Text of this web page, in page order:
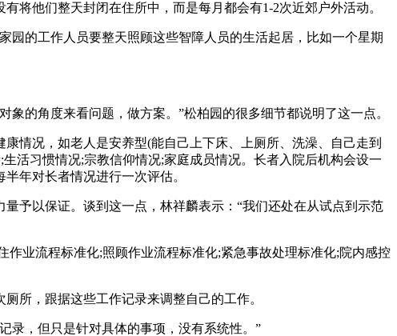
将他们整天封闭在住所中，而是每月都会有1-2次近郊户外活动。
园的工作人员要整天照顾这些智障人员的生活起居，比如一个星期
的角度来看问题，做方案。”松柏园的很多细节都说明了这一点。
情况，如老人是安养型(能自己上下床、上厕所、洗澡、自己走到
活习惯情况;宗教信仰情况;家庭成员情况。长者入院后机构会设一
年对长者情况进行一次评估。
予以保证。谈到这一点，林祥麟表示：“我们还处在从试点到示范
业流程标准化;照顾作业流程标准化;紧急事故处理标准化;院内感控
所，跟据这些工作记录来调整自己的工作。
录，但只是针对具体的事项，没有系统性。”